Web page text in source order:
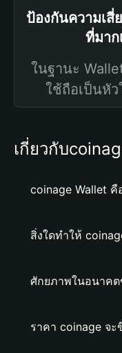
ป้องกันความเ
ที่มาก
ในฐานะ
ใช้ถือเป็นหั
เกี่ยวกับ
coinage Wallet คื
สิ่งใดทำให้
ศักยภาพในอนาคต
ราคา coinage จ